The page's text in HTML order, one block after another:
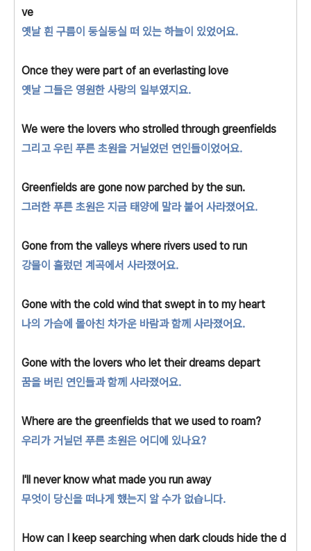
ve
옛날 흰 구름이 둥실둥실 떠 있는 하늘이 있었어요.
Once they were part of an everlasting love
옛날 그들은 영원한 사랑의 일부였지요.
We were the lovers who strolled through greenfields
그리고 우린 푸른 초원을 거닐었던 연인들이었어요.
Greenfields are gone now parched by the sun.
그러한 푸른 초원은 지금 태양에 말라 붙어 사라졌어요.
Gone from the valleys where rivers used to run
강물이 흘렀던 계곡에서 사라졌어요.
Gone with the cold wind that swept in to my heart
나의 가슴에 몰아친 차가운 바람과 함께 사라졌어요.
Gone with the lovers who let their dreams depart
꿈을 버린 연인들과 함께 사라졌어요.
Where are the greenfields that we used to roam?
우리가 거닐던 푸른 초원은 어디에 있나요?
I'll never know what made you run away
무엇이 당신을 떠나게 했는지 알 수가 없습니다.
How can I keep searching when darkclouds hide the d